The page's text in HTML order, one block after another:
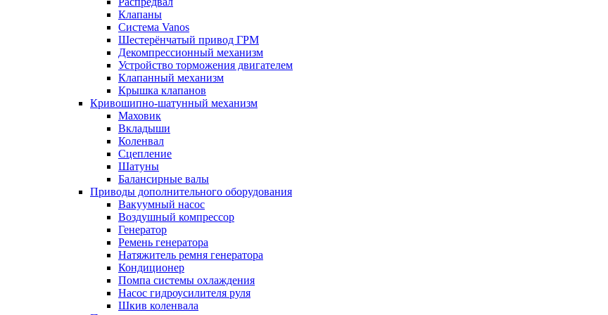
Клапаны
Система Vanos
Шестерёнчатый привод ГРМ
Декомпрессионный механизм
Устройство торможения двигателем
Клапанный механизм
Крышка клапанов
Кривошипно-шатунный механизм
Маховик
Вкладыши
Коленвал
Сцепление
Шатуны
Балансирные валы
Приводы дополнительного оборудования
Вакуумный насос
Воздушный компрессор
Генератор
Ремень генератора
Натяжитель ремня генератора
Кондиционер
Помпа системы охлаждения
Насос гидроусилителя руля
Шкив коленвала